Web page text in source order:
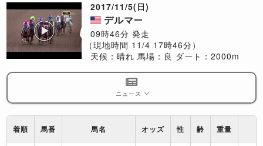
2017/11/5(日)
デルマー
09時46分 発走
（現地時間 11/4 17時46分）
天候：晴れ 馬場：良 ダート：2000m
ニュース
着順 馬番 馬名 オッズ 性 齢 重量